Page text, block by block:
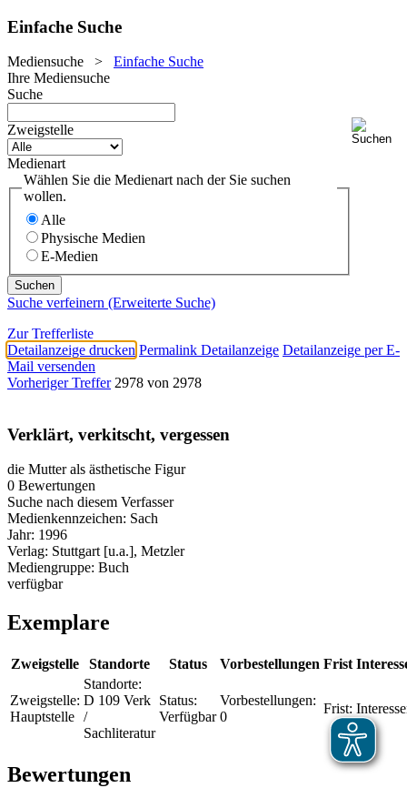
Einfache Suche
Mediensuche > Einfache Suche
Ihre Mediensuche
Suche
Zweigstelle
Medienart
Wählen Sie die Medienart nach der Sie suchen
wollen.
Alle
Physische Medien
E-Medien
Suche verfeinern (Erweiterte Suche)
Zur Trefferliste
Detailanzeige drucken Permalink Detailanzeige Detailanzeige per E-
Mail versenden
Vorheriger Treffer 2978 von 2978
Verklärt, verkitscht, vergessen
die Mutter als ästhetische Figur
0 Bewertungen
Suche nach diesem Verfasser
Medienkennzeichen: Sach
Jahr: 1996
Verlag: Stuttgart [u.a.], Metzler
Mediengruppe: Buch
verfügbar
Exemplare
Zweigstelle Standorte Status Vorbestellungen Frist
Zweigstelle:
Hauptstelle
Standorte:
D 109 Verk
/
Sachliteratur
Status:
Verfügbar
Vorbestellungen:
0
Frist:
Bewertungen